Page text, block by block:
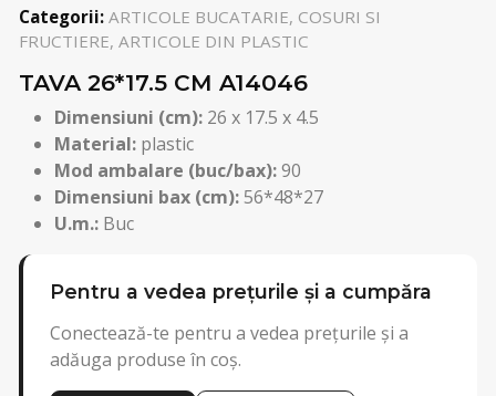
Categorii: ARTICOLE BUCATARIE, COSURI SI
FRUCTIERE, ARTICOLE DIN PLASTIC
TAVA 26*17.5 CM A14046
Dimensiuni (cm): 26 x 17.5 x 4.5
Material: plastic
Mod ambalare (buc/bax):90
Dimensiuni bax (cm):56*48*27
U.m.: Buc
Pentru a vedea prețurile și a cumpăra
Conectează-te pentru a vedea prețurile și a
adăuga produse în coș.